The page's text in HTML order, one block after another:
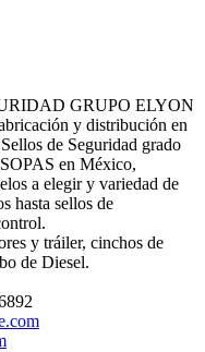
GRUPO ELYON
y distribución en
de Seguridad grado
en México,
a elegir y variedad de
hasta sellos de
y tráiler, cinchos de
de Diesel.